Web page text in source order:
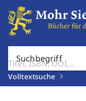
Suchbegriff
Volltextsuche